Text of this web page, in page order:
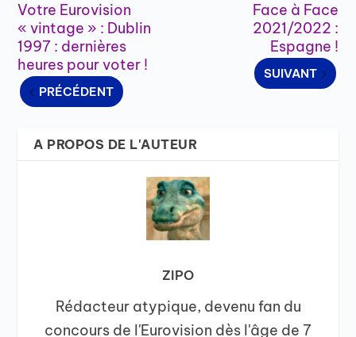
Votre Eurovision
« vintage » : Dublin
1997 : dernières
heures pour voter !
PRÉCÉDENT
Face à Face
2021/2022 :
Espagne !
SUIVANT
A PROPOS DE L'AUTEUR
ZIPO
Rédacteur atypique, devenu fan du
concours de l'Eurovision dès l'âge de 7